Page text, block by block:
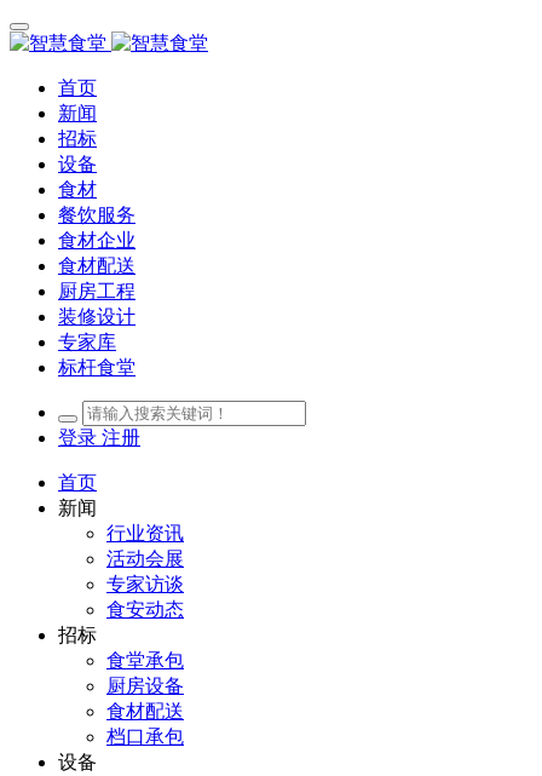
首页
新闻
招标
设备
食材
餐饮服务
食材企业
食材配送
厨房工程
装修设计
专家库
标杆食堂
登录 注册
首页
新闻
行业资讯
活动会展
专家访谈
食安动态
招标
食堂承包
厨房设备
食材配送
档口承包
设备